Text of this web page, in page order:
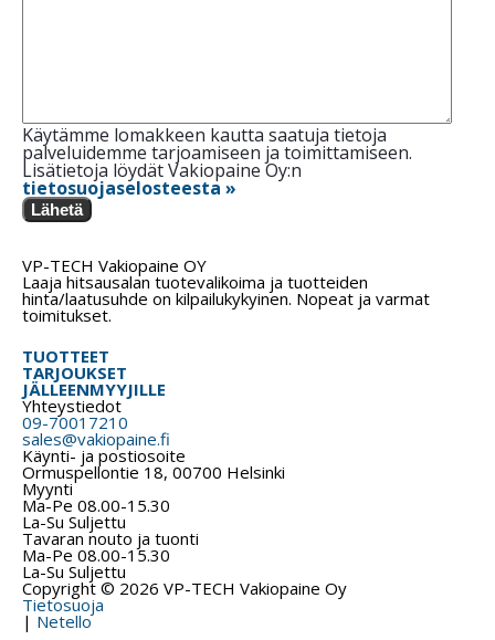
Käytämme lomakkeen kautta saatuja tietoja
palveluidemme tarjoamiseen ja toimittamiseen.
Lisätietoja löydät Vakiopaine Oy:n
tietosuojaselosteesta »
Lähetä
VP-TECH Vakiopaine OY
Laaja hitsausalan tuotevalikoima ja tuotteiden
hinta/laatusuhde on kilpailukykyinen. Nopeat ja varmat
toimitukset.
TUOTTEET
TARJOUKSET
JÄLLEENMYYJILLE
Yhteystiedot
09-70017210
sales@vakiopaine.fi
Käynti- ja postiosoite
Ormuspellontie 18, 00700 Helsinki
Myynti
Ma-Pe 08.00-15.30
La-Su Suljettu
Tavaran nouto ja tuonti
Ma-Pe 08.00-15.30
La-Su Suljettu
Copyright © 2026 VP-TECH Vakiopaine Oy
Tietosuoja
| Netello